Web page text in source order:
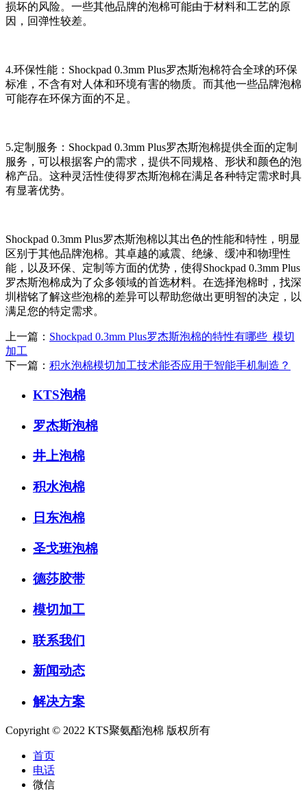
损坏的风险。一些其他品牌的泡棉可能由于材料和工艺的原
因，回弹性较差。
4.环保性能：Shockpad 0.3mm Plus罗杰斯泡棉符合全球的环保
标准，不含有对人体和环境有害的物质。而其他一些品牌泡棉
可能存在环保方面的不足。
5.定制服务：Shockpad 0.3mm Plus罗杰斯泡棉提供全面的定制
服务，可以根据客户的需求，提供不同规格、形状和颜色的泡
棉产品。这种灵活性使得罗杰斯泡棉在满足各种特定需求时具
有显著优势。
Shockpad 0.3mm Plus罗杰斯泡棉以其出色的性能和特性，明显
区别于其他品牌泡棉。其卓越的减震、绝缘、缓冲和物理性
能，以及环保、定制等方面的优势，使得Shockpad 0.3mm Plus
罗杰斯泡棉成为了众多领域的首选材料。在选择泡棉时，找深
圳楷铭了解这些泡棉的差异可以帮助您做出更明智的决定，以
满足您的特定需求。
上一篇： Shockpad 0.3mm Plus罗杰斯泡棉的特性有哪些_模切
加工
下一篇： 积水泡棉模切加工技术能否应用于智能手机制造？
KTS泡棉
罗杰斯泡棉
井上泡棉
积水泡棉
日东泡棉
圣戈班泡棉
德莎胶带
模切加工
联系我们
新闻动态
解决方案
Copyright © 2022 KTS聚氨酯泡棉 版权所有
首页
电话
微信